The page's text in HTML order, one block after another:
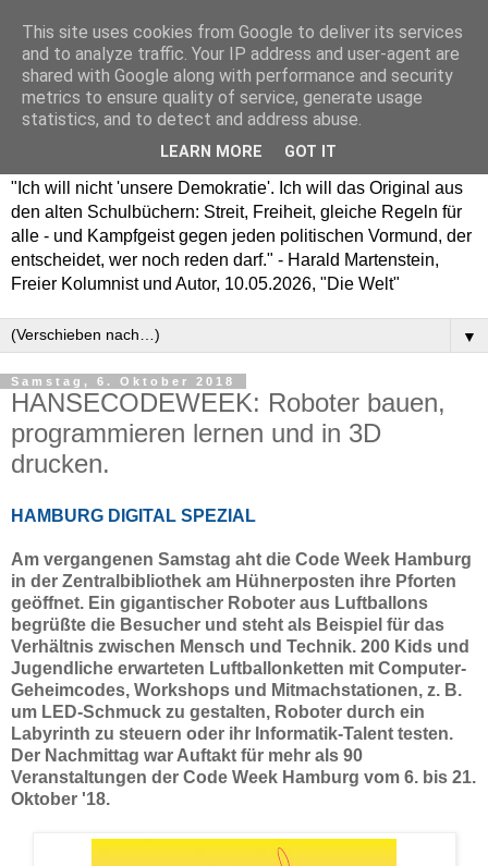
"Ich will nicht 'unsere Demokratie'. Ich will das Original aus
den alten Schulbüchern: Streit, Freiheit, gleiche Regeln für
alle - und Kampfgeist gegen jeden politischen Vormund, der
entscheidet, wer noch reden darf." - Harald Martenstein,
Freier Kolumnist und Autor, 10.05.2026, "Die Welt"
▼
Samstag, 6. Oktober 2018
HANSECODEWEEK: Roboter bauen,
programmieren lernen und in 3D
drucken.
HAMBURG DIGITAL SPEZIAL
Am vergangenen Samstag aht die Code Week Hamburg
in der Zentralbibliothek am Hühnerposten ihre Pforten
geöffnet. Ein gigantischer Roboter aus Luftballons
begrüßte die Besucher und steht als Beispiel für das
Verhältnis zwischen Mensch und Technik. 200 Kids und
Jugendliche erwarteten Luftballonketten mit Computer-
Geheimcodes, Workshops und Mitmachstationen, z. B.
um LED-Schmuck zu gestalten, Roboter durch ein
Labyrinth zu steuern oder ihr Informatik-Talent testen.
Der Nachmittag war Auftakt für mehr als 90
Veranstaltungen der Code Week Hamburg vom 6. bis 21.
Oktober '18.
This site uses cookies from Google to deliver its services
and to analyze traffic. Your IP address and user-agent are
shared with Google along with performance and security
metrics to ensure quality of service, generate usage
statistics, and to detect and address abuse.
LEARN MORE GOT IT